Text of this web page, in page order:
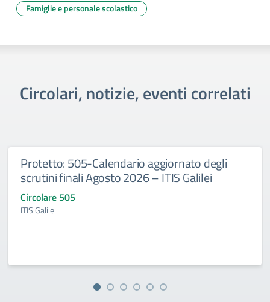
Famiglie e personale scolastico
Circolari, notizie, eventi correlati
Protetto: 505-Calendario aggiornato degli
scrutini finali Agosto 2026 – ITIS Galilei
Circolare 505
ITIS Galilei